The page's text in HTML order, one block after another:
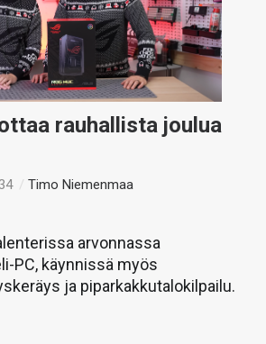
rauhallista joulua
/Timo Niemenmaa
arvonnassa
PC, käynnissä myös
ja piparkakkutalokilpailu.